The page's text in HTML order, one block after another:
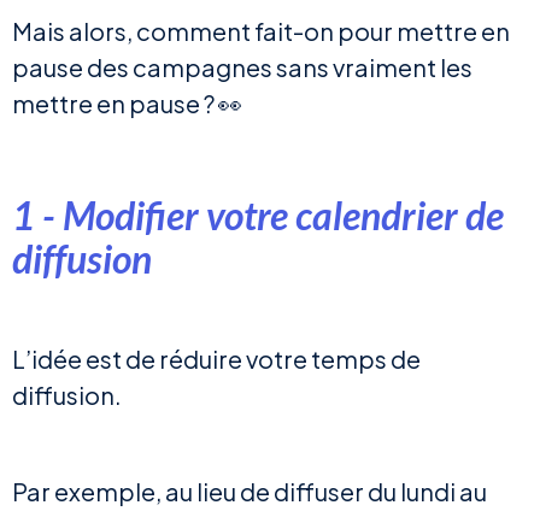
Mais alors, comment fait-on pour mettre en
pause des campagnes sans vraiment les
mettre en pause ? 👀
1 - Modifier votre calendrier de
diffusion
L’idée est de réduire votre temps de
diffusion.
Par exemple, au lieu de diffuser du lundi au